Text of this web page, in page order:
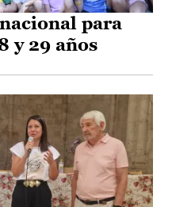
para
y 29 años